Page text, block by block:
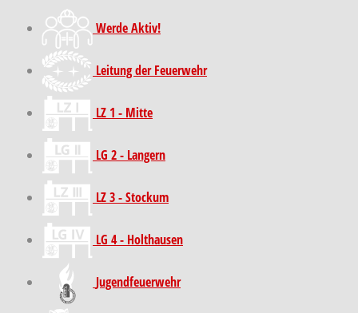
Werde Aktiv!
Leitung der Feuerwehr
LZ 1 - Mitte
LG 2 - Langern
LZ 3 - Stockum
LG 4 - Holthausen
Jugendfeuerwehr